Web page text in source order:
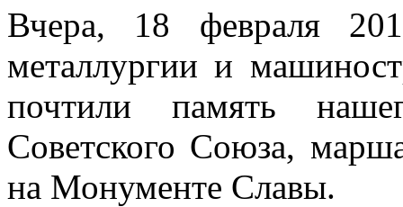
Вчера, 18 февраля
металлургии и
почтили память
Советского Союза,
на Монументе Славы.